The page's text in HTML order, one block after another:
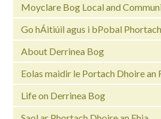
Moyclare Bog Local and
Go hÁitiúil agus i bPobal
About Derrinea Bog
Eolas maidir le Portach Dhoire an
Life on Derrinea Bog